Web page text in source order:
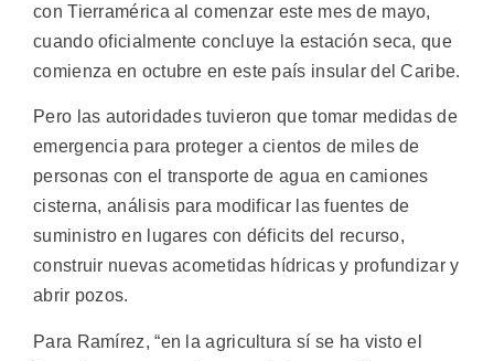
con Tierramérica al comenzar este mes de mayo,
cuando oficialmente concluye la estación seca, que
comienza en octubre en este país insular del Caribe.
Pero las autoridades tuvieron que tomar medidas de
emergencia para proteger a cientos de miles de
personas con el transporte de agua en camiones
cisterna, análisis para modificar las fuentes de
suministro en lugares con déficits del recurso,
construir nuevas acometidas hídricas y profundizar y
abrir pozos.
Para Ramírez, “en la agricultura sí se ha visto el